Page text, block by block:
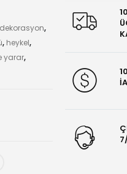
dekorasyon,
, heykel,
yarar,